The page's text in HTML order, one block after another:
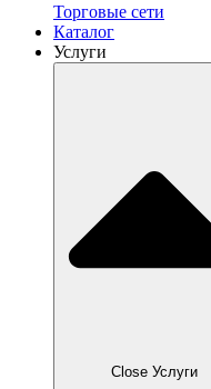
Торговые сети
Каталог
Услуги
Close Услуги